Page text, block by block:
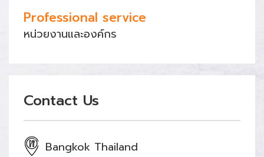
Professional service
หน่วยงานและองค์กร
Contact Us
Bangkok Thailand